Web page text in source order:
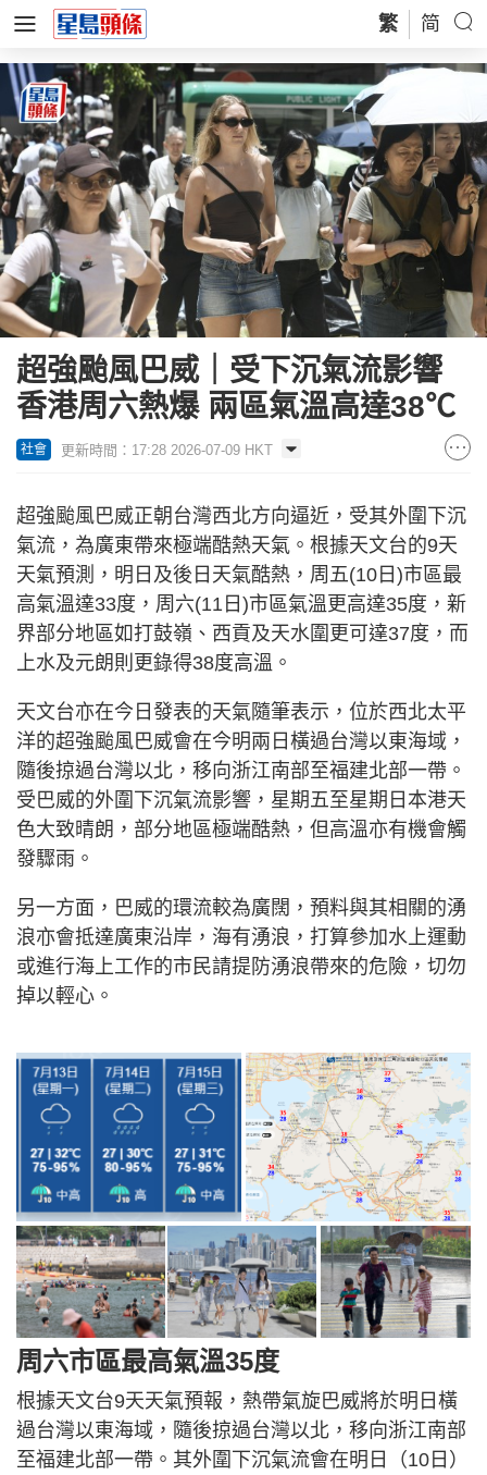
繁 简
超強颱風巴威｜受下沉氣流影響
香港周六熱爆 兩區氣溫高達38℃
社會 更新時間：17:28 2026-07-09 HKT
超強颱風巴威正朝台灣西北方向逼近，受其外圍下沉
氣流，為廣東帶來極端酷熱天氣。根據天文台的9天
天氣預測，明日及後日天氣酷熱，周五(10日)市區最
高氣溫達33度，周六(11日)市區氣溫更高達35度，新
界部分地區如打鼓嶺、西貢及天水圍更可達37度，而
上水及元朗則更錄得38度高溫。
天文台亦在今日發表的天氣隨筆表示，位於西北太平
洋的超強颱風巴威會在今明兩日橫過台灣以東海域，
隨後掠過台灣以北，移向浙江南部至福建北部一帶。
受巴威的外圍下沉氣流影響，星期五至星期日本港天
色大致晴朗，部分地區極端酷熱，但高溫亦有機會觸
發驟雨。
另一方面，巴威的環流較為廣闊，預料與其相關的湧
浪亦會抵達廣東沿岸，海有湧浪，打算參加水上運動
或進行海上工作的市民請提防湧浪帶來的危險，切勿
掉以輕心。
周六市區最高氣溫35度
根據天文台9天天氣預報，熱帶氣旋巴威將於明日橫
過台灣以東海域，隨後掠過台灣以北，移向浙江南部
至福建北部一帶。其外圍下沉氣流會在明日（10日）